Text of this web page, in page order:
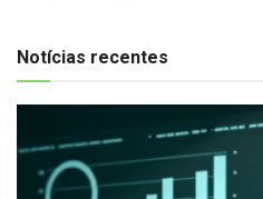
Notícias recentes